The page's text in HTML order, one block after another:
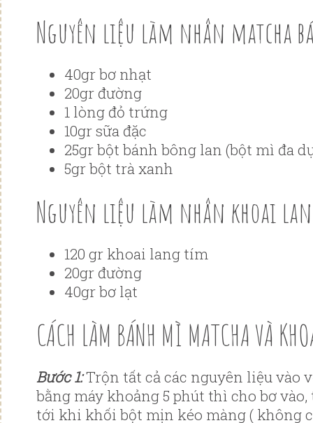
Nguyên liệu làm nhân matcha
40gr bơ nhạt
20gr đường
1 lòng đỏ trứng
10gr sữa đặc
25gr bột bánh bông lan (bột mì đa
5gr bột trà xanh
Nguyên liệu làm nhân khoai
120 gr khoai lang tím
20gr đường
40gr bơ lạt
CÁCH LÀM BÁNH MÌ MATCHA VÀ
Bước 1️:Trộn tất cả các nguyên liệu vào
bằng máy khoảng 5 phút thì cho bơ
tới khi khối bột mịn kéo màng ( không